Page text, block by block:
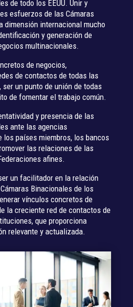
de todo los EEUU. Unir y
esfuerzos de las Cámaras
dimensión internacional mucho
y generación de
multinacionales.
de negocios,
de contactos de todas las
ser un punto de unión de todas
de fomentar el trabajo común.
y presencia de las
ante las agencias
los países miembros, los bancos
las relaciones de las
afines.
un facilitador en la relación
Binacionales de los
vínculos concretos de
la creciente red de contactos de
que proporciona
relevante y actualizada.